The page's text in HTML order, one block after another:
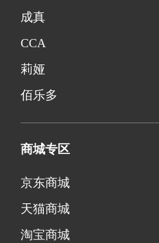
成真
CCA
莉娅
佰乐多
商城专区
京东商城
天猫商城
淘宝商城